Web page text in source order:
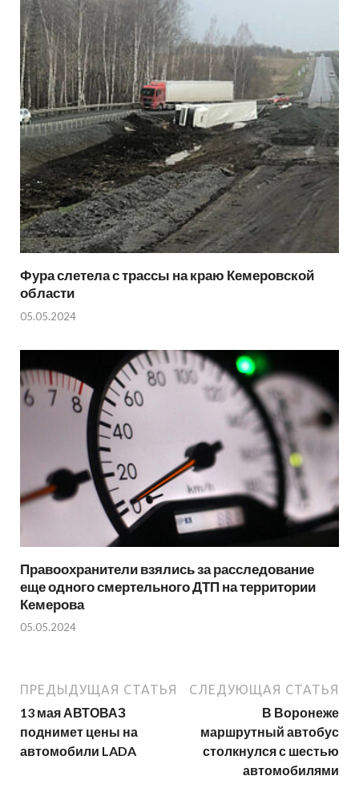
Фура слетела с трассы на краю Кемеровской
области
05.05.2024
Правоохранители взялись за расследование
еще одного смертельного ДТП на территории
Кемерова
05.05.2024
ПРЕДЫДУЩАЯ СТАТЬЯ
13 мая АВТОВАЗ
поднимет цены на
автомобили LADA
СЛЕДУЮЩАЯ СТАТЬЯ
В Воронеже
маршрутный автобус
столкнулся с шестью
автомобилями